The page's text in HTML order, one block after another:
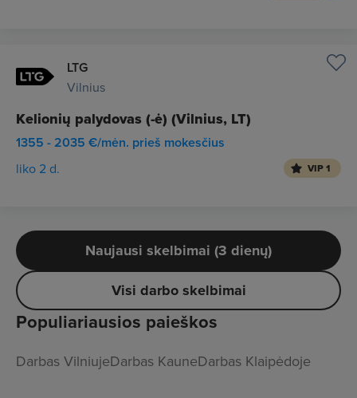
LTG
Vilnius
Kelionių palydovas (-ė) (Vilnius, LT)
1355 - 2035 €/mėn. prieš mokesčius
liko 2 d. VIP 1
Naujausi skelbimai (3 dienų)
Visi darbo skelbimai
Populiariausios paieškos
Darbas VilniujeDarbas KauneDarbas Klaipėdoje